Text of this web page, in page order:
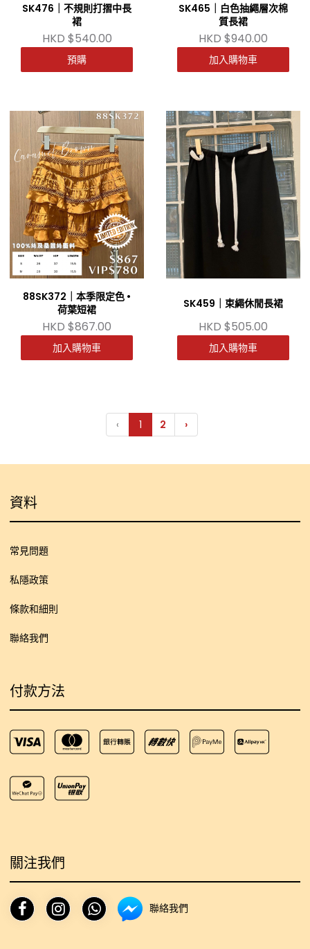
SK476｜不規則打摺中長
裙
HKD $540.00
預購
SK465｜白色抽繩層次棉
質長裙
HKD $940.00
加入購物車
88SK372｜本季限定色 •
荷葉短裙
HKD $867.00
加入購物車
SK459｜束繩休閒長裙
HKD $505.00
加入購物車
‹ 1 2 ›
資料
常見問題
私隱政策
條款和細則
聯絡我們
付款方法
關注我們
聯絡我們